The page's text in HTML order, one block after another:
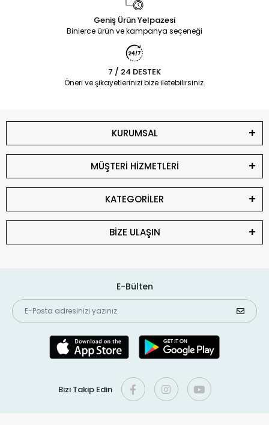
Geniş Ürün Yelpazesi
Binlerce ürün ve kampanya seçeneği
7 / 24 DESTEK
Öneri ve şikayetlerinizi bize iletebilirsiniz.
KURUMSAL
MÜŞTERİ HİZMETLERİ
KATEGORİLER
BİZE ULAŞIN
E-Bülten
Bizi Takip Edin